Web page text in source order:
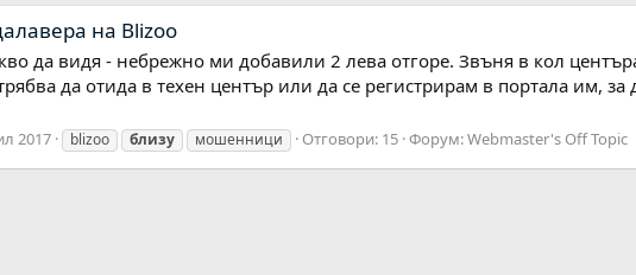
на Blizoo
да видя - небрежно ми добавили 2 лева отгоре. Звъня в кол
да отида в техен център или да се регистрирам в портала им, за
2017 blizoo близу мошенници Отговори: 15 Форум:Webmaster's Off Topic